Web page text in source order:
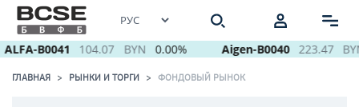
B0041 104.07 BYN 0.00% Aigen-B0040 223.47 BYN
ГЛАВНАЯ РЫНКИ И ТОРГИ ФОНДОВЫЙ РЫНОК